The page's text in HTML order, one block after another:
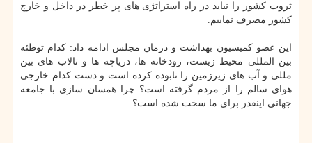
ثروت كشور را نباید در راه استراتژی های پر خطر در داخل و خارج
كشور مصرف نماییم.
این عضو كمیسیون بهداشت و درمان مجلس ادامه داد: كدام توطئه
بین المللی محیط زیست، رودخانه ها، دریاچه ها و تالاب های بین
مللی و آب های زیرزمین را نابوده كرده است و دست كدام خارجی
هوای سالم را از مردم گرفته است؟ چرا همسان سازی با جامعه
جهانی اینقدر برای ما سخت شده است؟